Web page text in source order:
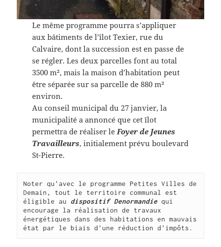
Le même programme pourra s’appliquer
aux bâtiments de l’îlot Texier, rue du
Calvaire, dont la succession est en passe de
se régler. Les deux parcelles font au total
3500 m², mais la maison d’habitation peut
être séparée sur sa parcelle de 880 m²
environ.
Au conseil municipal du 27 janvier, la
municipalité a annoncé que cet îlot
permettra de réaliser leFoyer de Jeunes
Travailleurs, initialement prévu boulevard
St-Pierre.
Noter qu'avec le programme Petites Villes de
Demain, tout le territoire communal est
éligible au dispositif Denormandie qui
encourage la réalisation de travaux
énergétiques dans des habitations en mauvais
état par le biais d'une réduction d'impôts.